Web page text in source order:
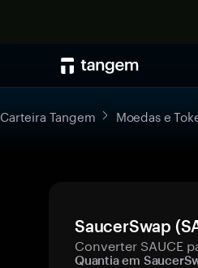
Carteira Tangem Moedas e
SaucerSwap
Converter SAUCE
Quantia em